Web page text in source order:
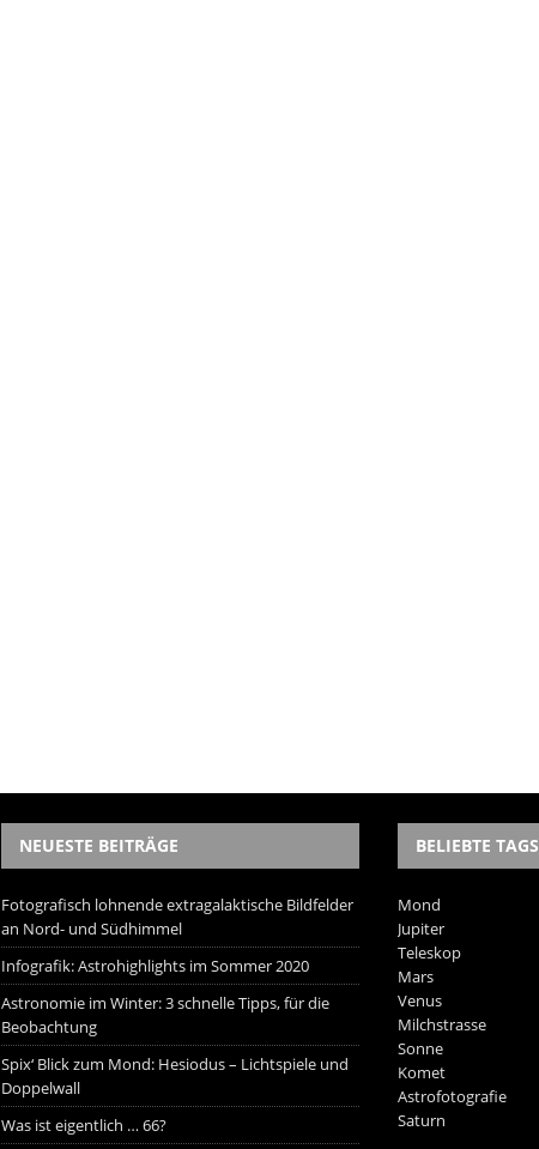
NEUESTE BEITRÄGE
Fotografisch lohnende extragalaktische Bildfelder
an Nord- und Südhimmel
Infografik: Astrohighlights im Sommer 2020
Astronomie im Winter: 3 schnelle Tipps, für die
Beobachtung
Spix‘ Blick zum Mond: Hesiodus – Lichtspiele und
Doppelwall
Was ist eigentlich … 66?
BELIEBTE TAGS
Mond
Jupiter
Teleskop
Mars
Venus
Milchstrasse
Sonne
Komet
Astrofotografie
Saturn